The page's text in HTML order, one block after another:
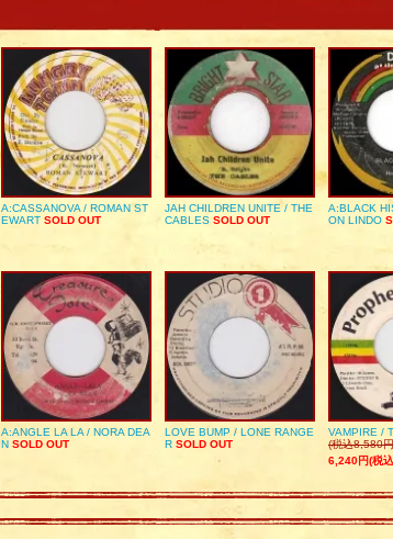
A:CASSANOVA / ROMAN ST
EWART SOLD OUT
JAH CHILDREN UNITE / THE
CABLES SOLD OUT
A:BLACK
ON LINDO
A:ANGLE LA LA / NORA DEA
N SOLD OUT
LOVE BUMP / LONE RANGE
R SOLD OUT
VAMPIRE /
(税込8,580
6,240円(税